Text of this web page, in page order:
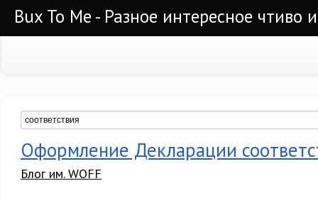
Bux To Me - Разное интересное чтиво
Оформление Декларации
Блог им. WOFF